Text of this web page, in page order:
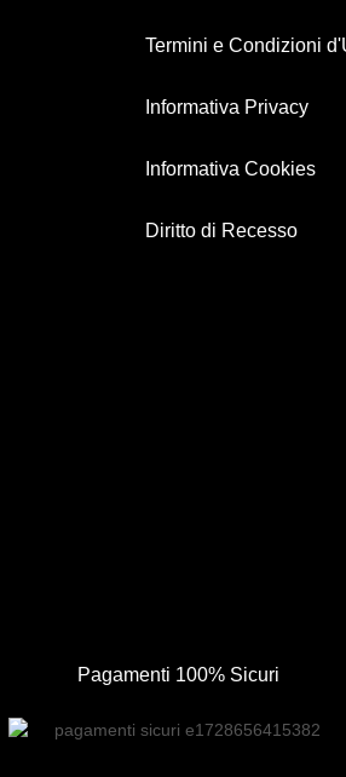
Termini e Condizioni
Informativa Privacy
Informativa Cookies
Diritto di Recesso
Pagamenti 100% Sicuri